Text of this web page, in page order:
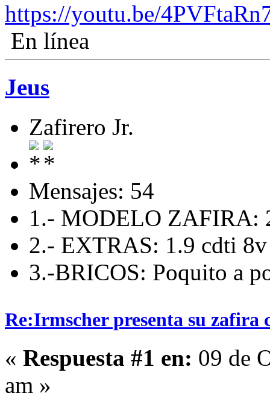
https://youtu.be/
En línea
Jeus
Zafirero Jr.
Mensajes: 54
1.- MODELO ZAFIRA:
2.- EXTRAS: 1.9 cdti 8v
3.-BRICOS: Poquito a
Re:Irmscher presenta su zafira
« Respuesta #1 en: 09 de
am »